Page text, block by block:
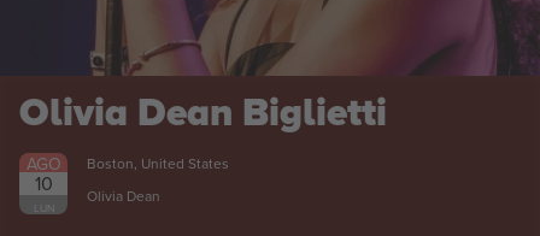
Stal Mielec vs Stal
Rzeszów 1 LigaBiglietti
AGO
8